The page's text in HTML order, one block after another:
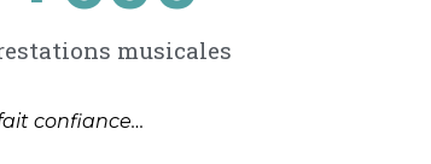
musicales
confiance…